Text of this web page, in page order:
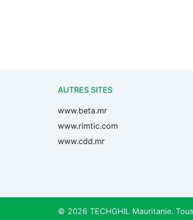
AUTRES SITES
www.beta.mr
www.rimtic.com
www.cdd.mr
© 2026 TECHGHIL Mauritanie.